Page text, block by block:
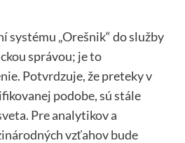
systému „Orešnik“ do služby
správou; je to
Potvrdzuje, že preteky v
podobe, sú stále
Pre analytikov a
vzťahov bude